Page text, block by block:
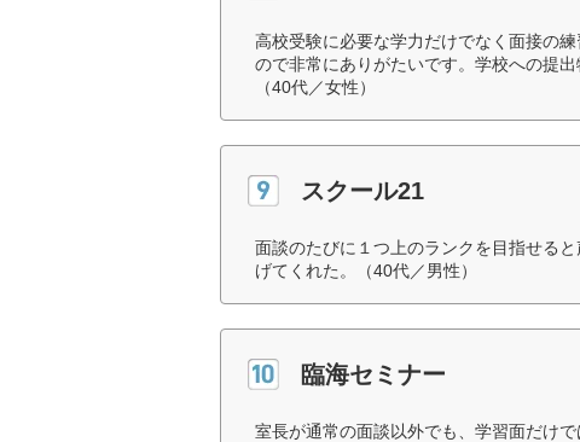
高校受験に必要な学力だけでなく面接の
ので非常にありがたいです。学校への提
（40代／女性）
スクール21
面談のたびに１つ上のランクを目指せる
げてくれた。（40代／男性）
臨海セミナー
室長が通常の面談以外でも、学習面だけ